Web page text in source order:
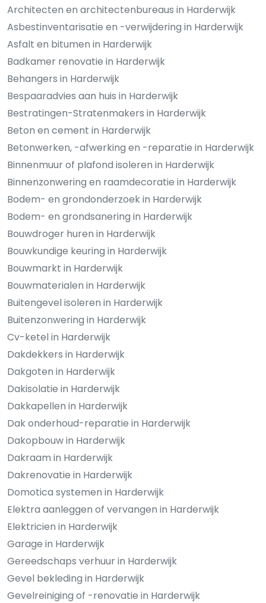
Architecten en architectenbureaus in Harderwijk
Asbestinventarisatie en -verwijdering in Harderwijk
Asfalt en bitumen in Harderwijk
Badkamer renovatie in Harderwijk
Behangers in Harderwijk
Bespaaradvies aan huis in Harderwijk
Bestratingen-Stratenmakers in Harderwijk
Beton en cement in Harderwijk
Betonwerken, -afwerking en -reparatie in Harderwijk
Binnenmuur of plafond isoleren in Harderwijk
Binnenzonwering en raamdecoratie in Harderwijk
Bodem- en grondonderzoek in Harderwijk
Bodem- en grondsanering in Harderwijk
Bouwdroger huren in Harderwijk
Bouwkundige keuring in Harderwijk
Bouwmarkt in Harderwijk
Bouwmaterialen in Harderwijk
Buitengevel isoleren in Harderwijk
Buitenzonwering in Harderwijk
Cv-ketel in Harderwijk
Dakdekkers in Harderwijk
Dakgoten in Harderwijk
Dakisolatie in Harderwijk
Dakkapellen in Harderwijk
Dak onderhoud-reparatie in Harderwijk
Dakopbouw in Harderwijk
Dakraam in Harderwijk
Dakrenovatie in Harderwijk
Domotica systemen in Harderwijk
Elektra aanleggen of vervangen in Harderwijk
Elektricien in Harderwijk
Garage in Harderwijk
Gereedschaps verhuur in Harderwijk
Gevel bekleding in Harderwijk
Gevelreiniging of -renovatie in Harderwijk